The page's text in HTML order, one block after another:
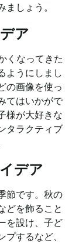
しょう。
ア
くなってきた
ようにしまし
の画像を使っ
てはいかがで
様が大好きな
タラクティブ
デア
節です。秋の
どを飾ること
を設け、子ど
するなど、